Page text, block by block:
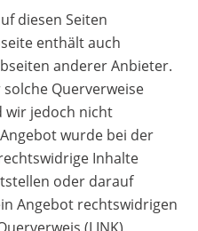
diesen Seiten
enthält auch
anderer Anbieter.
Querverweise
wir jedoch nicht
wurde bei der
Inhalte
oder darauf
Angebot rechtswidrigen